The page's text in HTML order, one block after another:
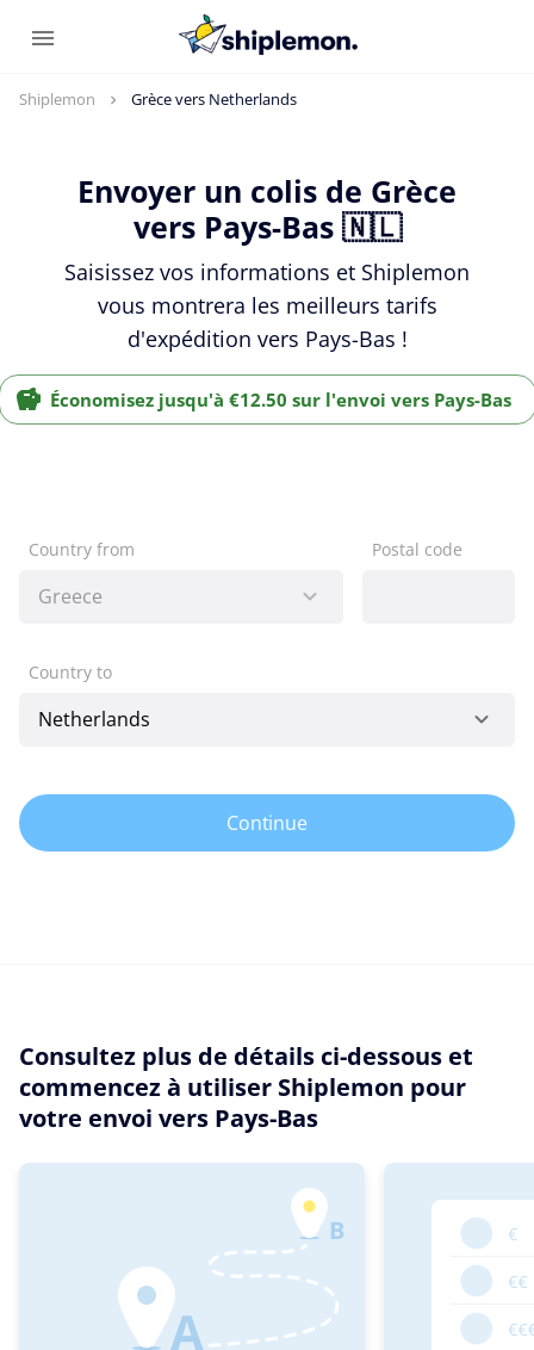
Shiplemon Grèce vers Netherlands
Envoyer un colis de Grèce
vers Pays-Bas 🇳🇱
Saisissez vos informations et Shiplemon
vous montrera les meilleurs tarifs
d'expédition vers Pays-Bas !
Économisez jusqu'à €12.50 sur l'envoi vers Pays-Bas
Country from Postal code
Country to
Continue
Consultez plus de détails ci-dessous et
commencez à utiliser Shiplemon pour
votre envoi vers Pays-Bas